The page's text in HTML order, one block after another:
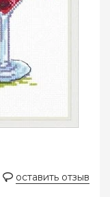
оставить отзыв